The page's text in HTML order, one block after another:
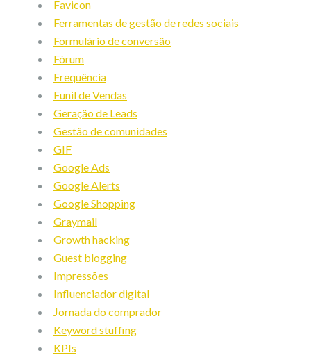
Favicon
Ferramentas de gestão de redes sociais
Formulário de conversão
Fórum
Frequência
Funil de Vendas
Geração de Leads
Gestão de comunidades
GIF
Google Ads
Google Alerts
Google Shopping
Graymail
Growth hacking
Guest blogging
Impressões
Influenciador digital
Jornada do comprador
Keyword stuffing
KPIs